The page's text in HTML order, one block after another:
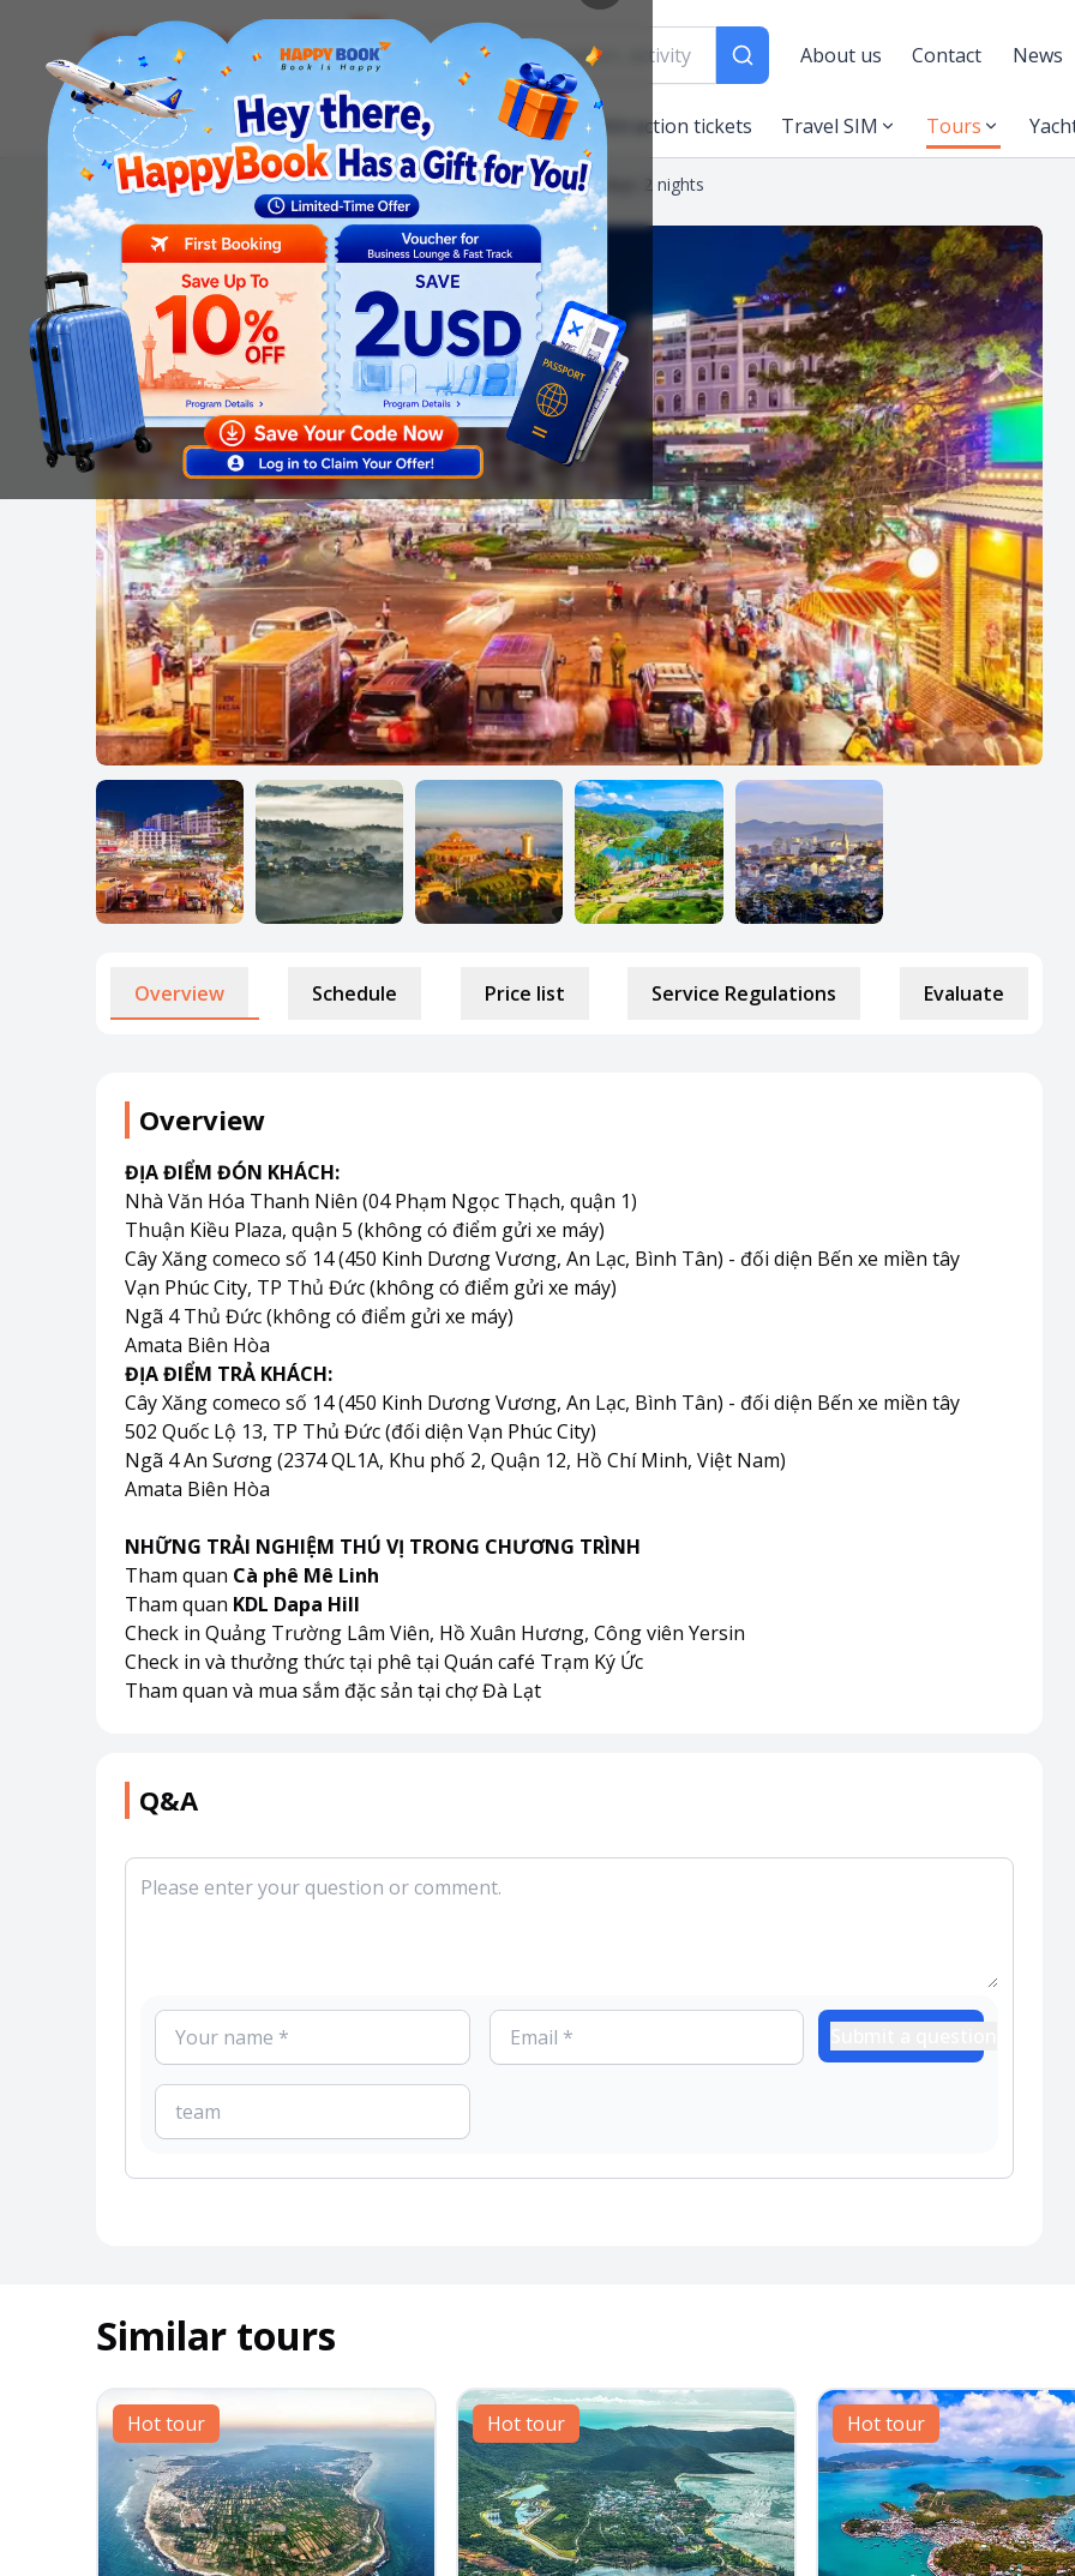
About us Contact News
Airline tickets Hotel Visa Airport services Attraction tickets Travel SIM Tours
Homepage Tours Domestic tours Da Lat sleeper bus tour 2 days 2 nights
Overview Schedule Price list Service Regulations Evaluate
Overview
ĐỊA ĐIỂM ĐÓN KHÁCH:
Nhà Văn Hóa Thanh Niên (04 Phạm Ngọc Thạch, quận 1)
Thuận Kiều Plaza, quận 5 (không có điểm gửi xe máy)
Cây Xăng comeco số 14 (450 Kinh Dương Vương, An Lạc, Bình Tân) - đối diện Bến xe miền tây
Vạn Phúc City, TP Thủ Đức (không có điểm gửi xe máy)
Ngã 4 Thủ Đức (không có điểm gửi xe máy)
Amata Biên Hòa
ĐỊA ĐIỂM TRẢ KHÁCH:
Cây Xăng comeco số 14 (450 Kinh Dương Vương, An Lạc, Bình Tân) - đối diện Bến xe miền tây
502 Quốc Lộ 13, TP Thủ Đức (đối diện Vạn Phúc City)
Ngã 4 An Sương (2374 QL1A, Khu phố 2, Quận 12, Hồ Chí Minh, Việt Nam)
Amata Biên Hòa
NHỮNG TRẢI NGHIỆM THÚ VỊ TRONG CHƯƠNG TRÌNH
Tham quan Cà phê Mê Linh
Tham quan KDL Dapa Hill
Check in Quảng Trường Lâm Viên, Hồ Xuân Hương, Công viên Yersin
Check in và thưởng thức tại phê tại Quán café Trạm Ký Ức
Tham quan và mua sắm đặc sản tại chợ Đà Lạt
Q&A
Similar tours
Hot tour Hot tour Hot tour